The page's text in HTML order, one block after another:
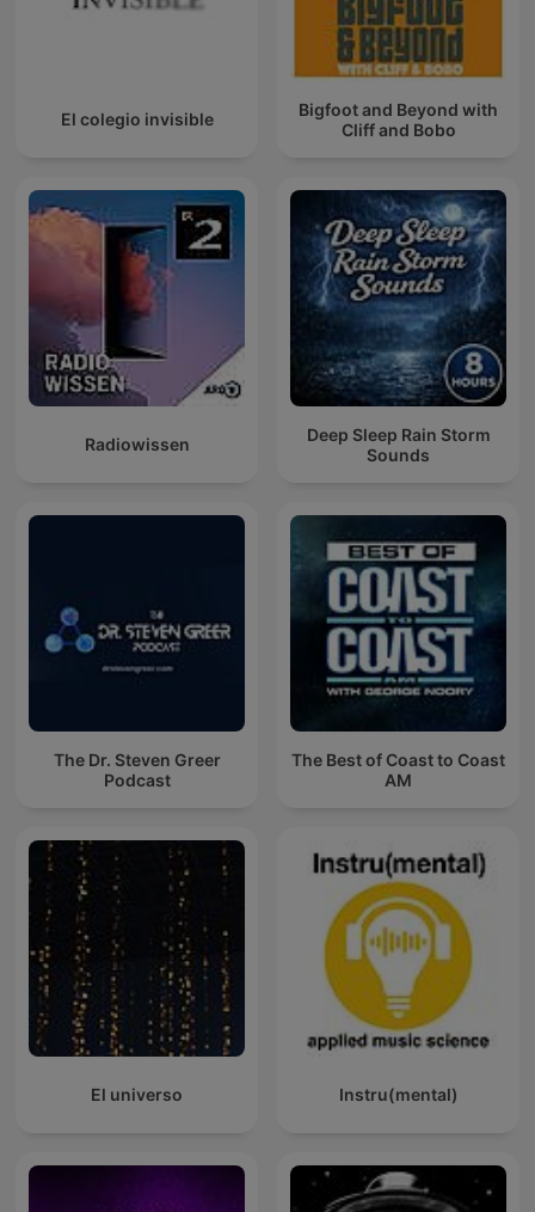
El colegio invisible
Bigfoot and Beyond with
Cliff and Bobo
Radiowissen
Deep Sleep Rain Storm
Sounds
The Dr. Steven Greer
Podcast
The Best of Coast to Coast
AM
El universo Instru(mental)